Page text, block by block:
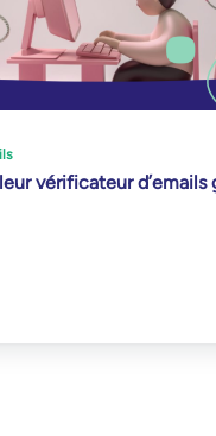
vérificateur d’emails